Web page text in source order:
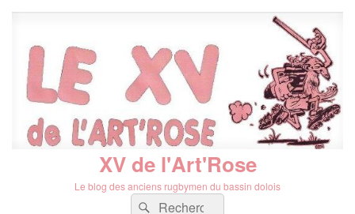
XV de l'Art'Rose
Le blog des anciens rugbymen du bassin dolois
Recherche :
Rechercher